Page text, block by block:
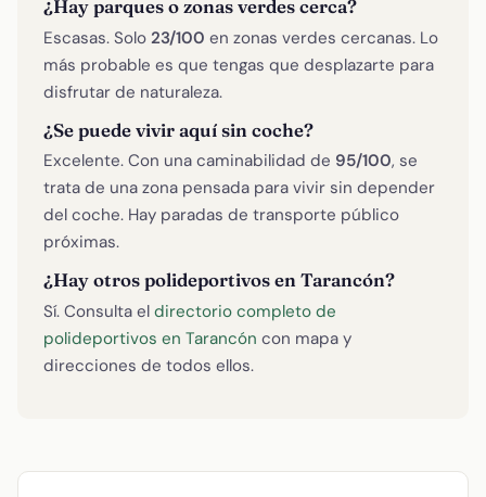
¿Hay parques o zonas verdes cerca?
Escasas. Solo 23/100 en zonas verdes cercanas. Lo
más probable es que tengas que desplazarte para
disfrutar de naturaleza.
¿Se puede vivir aquí sin coche?
Excelente. Con una caminabilidad de 95/100, se
trata de una zona pensada para vivir sin depender
del coche. Hay paradas de transporte público
próximas.
¿Hay otros polideportivos en Tarancón?
Sí. Consulta el directorio completo de
polideportivos en Tarancón con mapa y
direcciones de todos ellos.